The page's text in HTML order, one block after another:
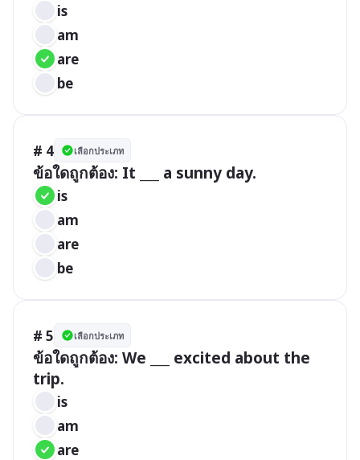
is
am
are
be
# 4 เลือกประเภท
ข้อใดถูกต้อง: It ___ a sunny day.
is
am
are
be
# 5 เลือกประเภท
ข้อใดถูกต้อง: We ___ excited about the
trip.
is
am
are